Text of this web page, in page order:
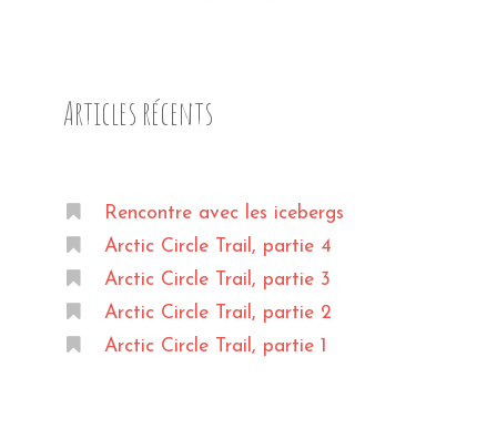
Articles récents
Rencontre avec les icebergs
Arctic Circle Trail, partie 4
Arctic Circle Trail, partie 3
Arctic Circle Trail, partie 2
Arctic Circle Trail, partie 1